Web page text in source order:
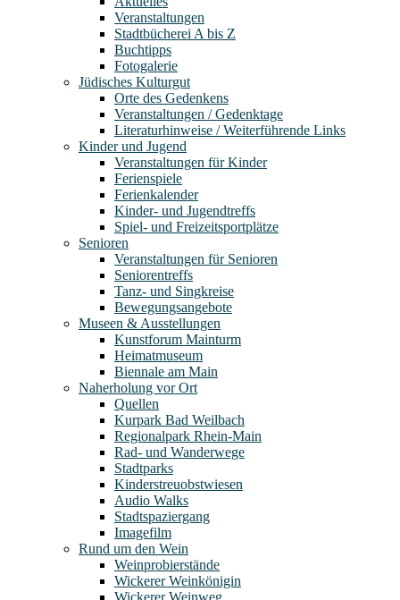
Veranstaltungen
Stadtbücherei A bis Z
Buchtipps
Fotogalerie
Jüdisches Kulturgut
Orte des Gedenkens
Veranstaltungen / Gedenktage
Literaturhinweise / Weiterführende Links
Kinder und Jugend
Veranstaltungen für Kinder
Ferienspiele
Ferienkalender
Kinder- und Jugendtreffs
Spiel- und Freizeitsportplätze
Senioren
Veranstaltungen für Senioren
Seniorentreffs
Tanz- und Singkreise
Bewegungsangebote
Museen & Ausstellungen
Kunstforum Mainturm
Heimatmuseum
Biennale am Main
Naherholung vor Ort
Quellen
Kurpark Bad Weilbach
Regionalpark Rhein-Main
Rad- und Wanderwege
Stadtparks
Kinderstreuobstwiesen
Audio Walks
Stadtspaziergang
Imagefilm
Rund um den Wein
Weinprobierstände
Wickerer Weinkönigin
Wickerer Weinweg